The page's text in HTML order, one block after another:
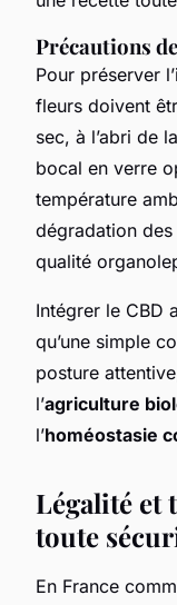
Précautions
Pour préserver
fleurs doivent
sec, à l’abri de
bocal en verre
température
dégradation des
qualité
Intégrer le CBD
qu’une simple
posture
l’agriculture
l’homéostasie
Légalité et
toute
En France